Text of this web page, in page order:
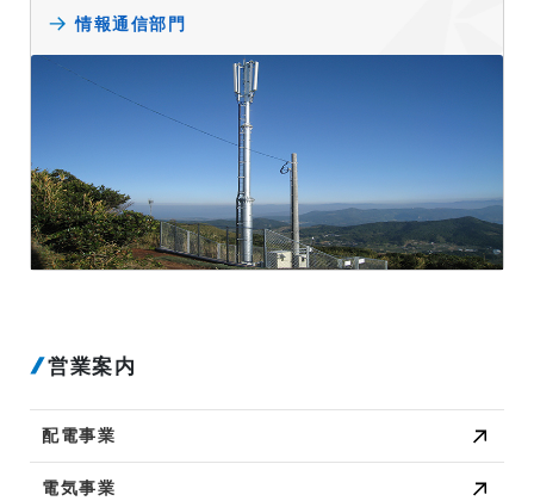
情報通信部門
営業案内
配電事業
電気事業